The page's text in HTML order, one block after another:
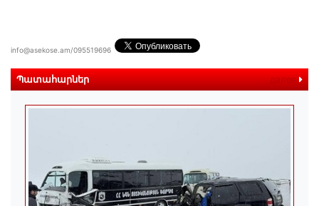
info@asekose.am/095519696
Պատահարներ далее